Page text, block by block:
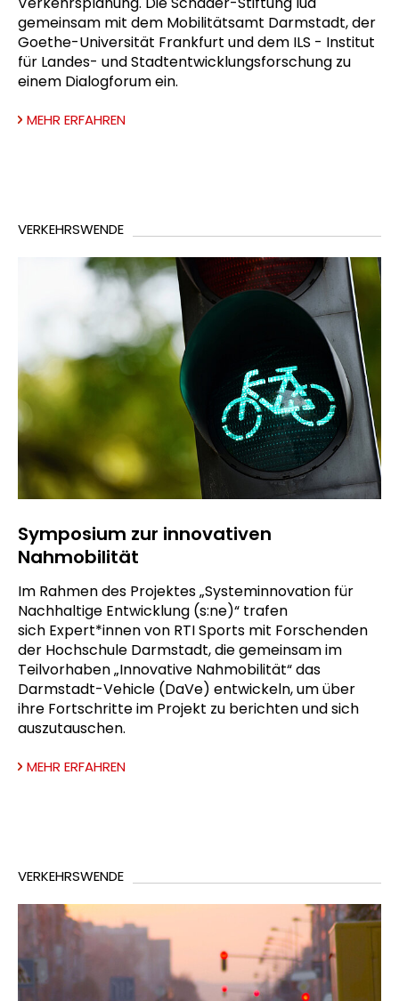
gemeinsam mit dem Mobilitätsamt Darmstadt, der
Goethe-Universität Frankfurt und dem ILS - Institut
für Landes- und Stadtentwicklungsforschung zu
einem Dialogforum ein.
MEHR ERFAHREN
VERKEHRSWENDE
Symposium zur innovativen
Nahmobilität
Im Rahmen des Projektes „Systeminnovation für
Nachhaltige Entwicklung (s:ne)“ trafen
sich Expert*innen von RTI Sports mit Forschenden
der Hochschule Darmstadt, die gemeinsam im
Teilvorhaben „Innovative Nahmobilität“ das
Darmstadt-Vehicle (DaVe) entwickeln, um über
ihre Fortschritte im Projekt zu berichten und sich
auszutauschen.
MEHR ERFAHREN
VERKEHRSWENDE